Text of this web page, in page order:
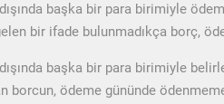
başka bir para birimiyle
bir ifade bulunmadıkça borç,
başka bir para birimiyle
borcun, ödeme gününde